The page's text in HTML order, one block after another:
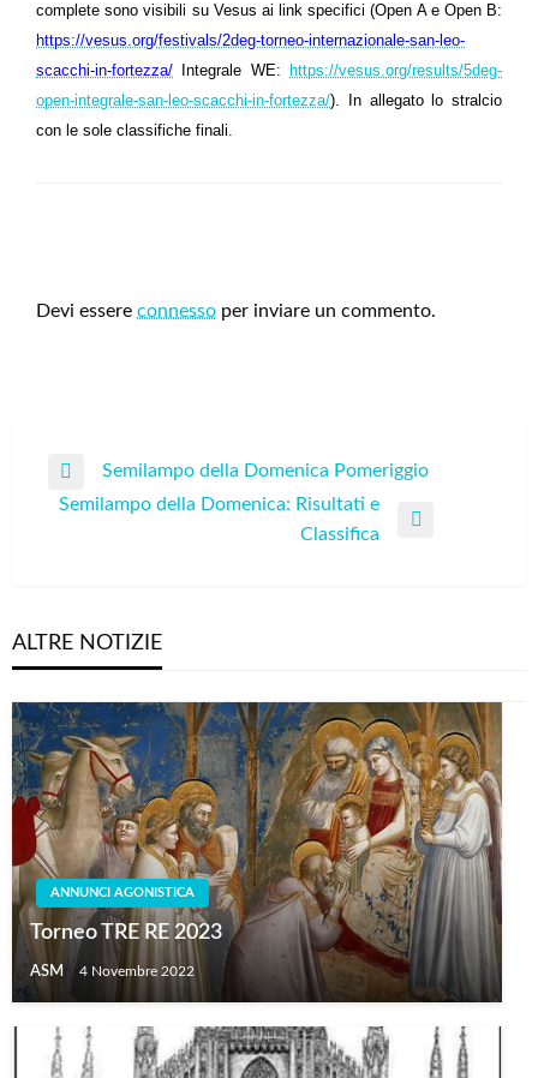
complete sono visibili su Vesus ai link specifici (Open A e Open B:
https://vesus.org/festivals/2deg-torneo-internazionale-san-leo-
scacchi-in-fortezza/ Integrale WE:
https://vesus.org/results/5deg-
open-integrale-san-leo-scacchi-in-fortezza/). In allegato lo stralcio
con le sole classifiche finali.
Devi essere connesso per inviare un commento.
Navigazione
articoli
Previous
Post
Semilampo della Domenica Pomeriggio
Semilampo della Domenica: Risultati e
Classifica
ALTRE NOTIZIE
ANNUNCI AGONISTICA
Torneo TRE RE 2023
ASM 4 Novembre 2022